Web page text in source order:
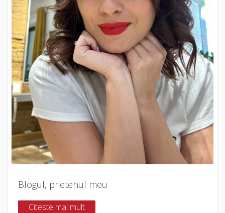
Blogul, prietenul meu
Citeste mai mult